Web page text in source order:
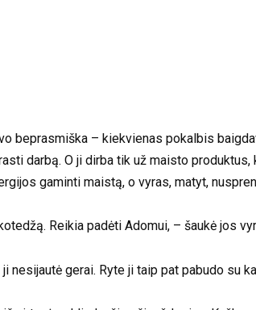
beprasmiška – kiekvienas pokalbis
darbą. O ji dirba tik už maisto
gaminti maistą, o vyras, matyt,
Reikia padėti Adomui, – šaukė jos
nesijautė gerai. Ryte ji taip pat pabudo su